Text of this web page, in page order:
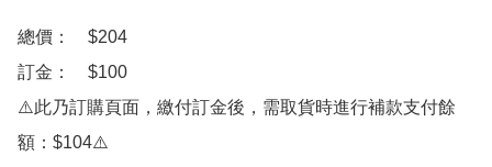
總價：　$204
訂金：　$100
⚠️此乃訂購頁面，繳付訂金後，需取貨時進行補款支付餘
額：$104⚠️